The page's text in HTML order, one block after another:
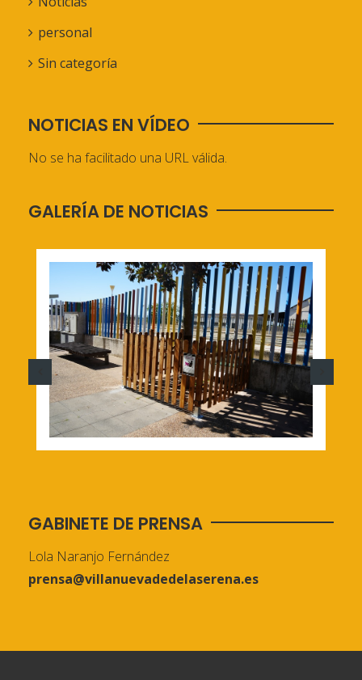
personal
Sin categoría
NOTICIAS EN VÍDEO
No se ha facilitado una URL válida.
GALERÍA DE NOTICIAS
GABINETE DE PRENSA
Lola Naranjo Fernández
prensa@villanuevadedelaserena.es